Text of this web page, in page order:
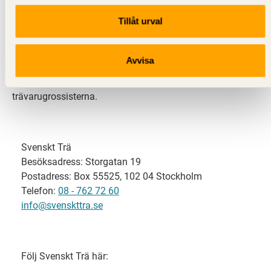
Tillåt urval
Avvisa
Svenskt Trä representerar svensk sågverksindustri
och är en del av branschorganisationen
svensk limträ-, KL-trä- och förpackningsindustri samt
trävarugrossisterna.
Svenskt Trä
Besöksadress: Storgatan 19
Postadress: Box 55525, 102 04 Stockholm
Telefon: 08 - 762 72 60
info@svenskttra.se
Följ Svenskt Trä här: